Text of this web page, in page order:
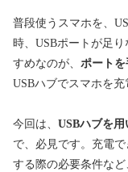
普段使うスマホを、
時、USBポートが足
すめなのが、 ポートを
USBハブでスマホを充
今回は、 USBハブを
で、必見です。充電
する際の必要条件など